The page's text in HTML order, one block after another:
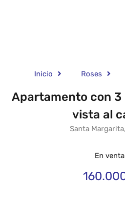
Inicio Roses
Apartamento con
vista al
Santa
En venta